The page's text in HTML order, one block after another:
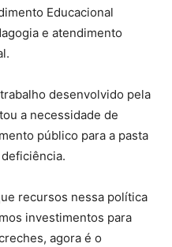
Educacional
e atendimento
desenvolvido pela
a necessidade de
público para a pasta
recursos nessa política
investimentos para
agora é o